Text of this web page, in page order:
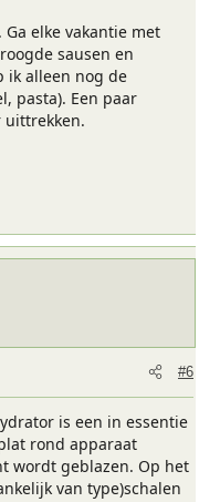
elke vakantie met
sausen en
ik alleen nog de
pasta). Een paar
uittrekken.
#6
is een in essentie
rond apparaat
wordt geblazen. Op het
van type)schalen